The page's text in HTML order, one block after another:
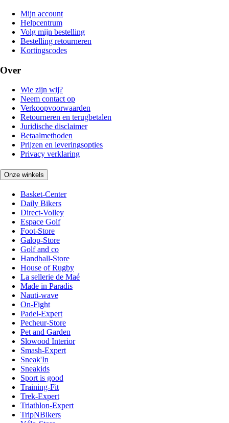
Mijn account
Helpcentrum
Volg mijn bestelling
Bestelling retourneren
Kortingscodes
Over
Wie zijn wij?
Neem contact op
Verkoopvoorwaarden
Retourneren en terugbetalen
Juridische disclaimer
Betaalmethoden
Prijzen en leveringsopties
Privacy verklaring
Onze winkels
Basket-Center
Daily Bikers
Direct-Volley
Espace Golf
Foot-Store
Galop-Store
Golf and co
Handball-Store
House of Rugby
La sellerie de Maé
Made in Paradis
Nauti-wave
On-Fight
Padel-Expert
Pecheur-Store
Pet and Garden
Slowood Interior
Smash-Expert
Sneak'In
Sneakids
Sport is good
Training-Fit
Trek-Expert
Triathlon-Expert
TripNBikers